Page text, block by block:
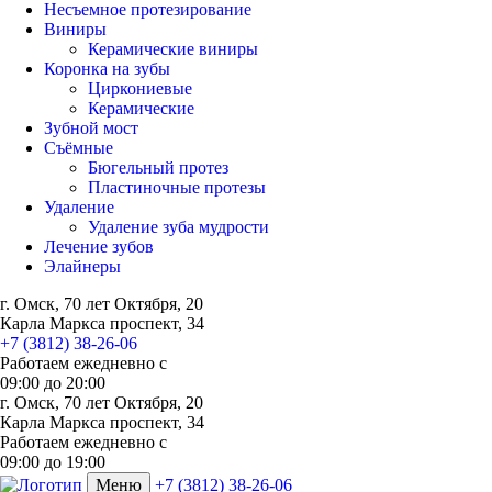
Несъемное протезирование
Виниры
Керамические виниры
Коронка на зубы
Циркониевые
Керамические
Зубной мост
Съёмные
Бюгельный протез
Пластиночные протезы
Удаление
Удаление зуба мудрости
Лечение зубов
Элайнеры
г. Омск, 70 лет Октября, 20
Карла Маркса проспект, 34
+7 (3812) 38-26-06
Работаем ежедневно с
09:00 до 20:00
г. Омск, 70 лет Октября, 20
Карла Маркса проспект, 34
Работаем ежедневно с
09:00 до 19:00
Меню
+7 (3812) 38-26-06